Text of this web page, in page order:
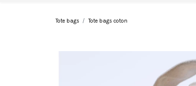
Tote bags Tote bags coton